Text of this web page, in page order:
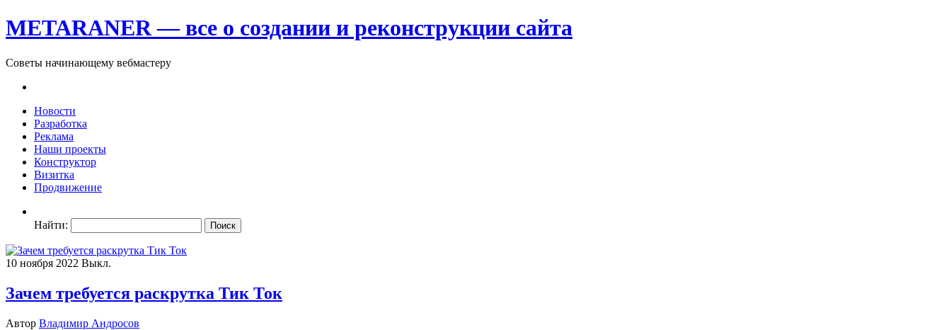
METARANER — все о создании и реконструкции сайта
Советы начинающему вебмастеру
Новости
Разработка
Реклама
Наши проекты
Конструктор
Визитка
Продвижение
Найти:
10 ноября 2022 Выкл.
Зачем требуется раскрутка Тик Ток
Автор Владимир Андросов